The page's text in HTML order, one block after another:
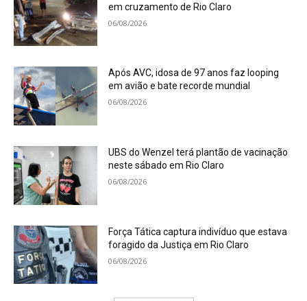
em cruzamento de Rio Claro
06/08/2026
Após AVC, idosa de 97 anos faz looping
em avião e bate recorde mundial
06/08/2026
UBS do Wenzel terá plantão de vacinação
neste sábado em Rio Claro
06/08/2026
Força Tática captura indivíduo que estava
foragido da Justiça em Rio Claro
06/08/2026